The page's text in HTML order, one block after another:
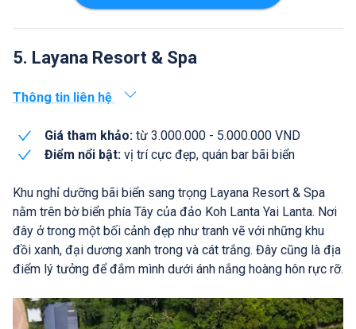
5. Layana Resort & Spa
Thông tin liên hệ
Giá tham khảo: từ 3.000.000 - 5.000.000 VND
Điểm nổi bật: vị trí cực đẹp, quán bar bãi biển
Khu nghỉ dưỡng bãi biển sang trọng Layana Resort & Spa
nằm trên bờ biển phía Tây của đảo Koh Lanta Yai Lanta. Nơi
đây ở trong một bối cảnh đẹp như tranh vẽ với những khu
đồi xanh, đại dương xanh trong và cát trắng. Đây cũng là địa
điểm lý tưởng để đắm mình dưới ánh nắng hoàng hôn rực rỡ.